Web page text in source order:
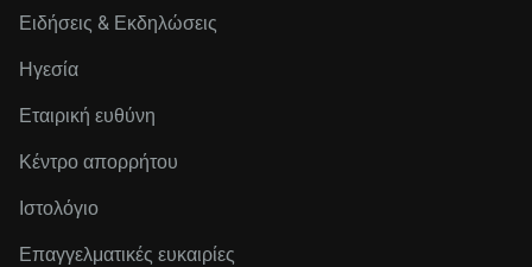
Ειδήσεις & Εκδηλώσεις
Ηγεσία
Εταιρική ευθύνη
Κέντρο απορρήτου
Ιστολόγιο
Επαγγελματικές ευκαιρίες